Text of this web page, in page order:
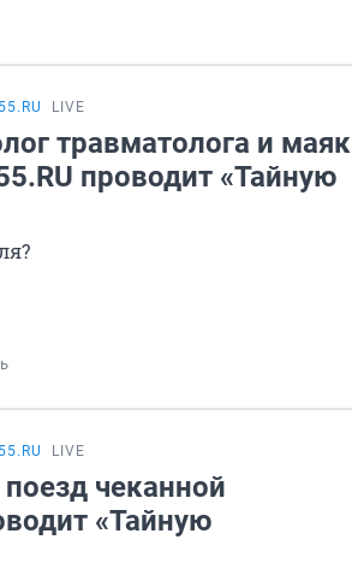
LIVE
травматолога и маяк
проводит «Тайную
LIVE
чеканной
«Тайную